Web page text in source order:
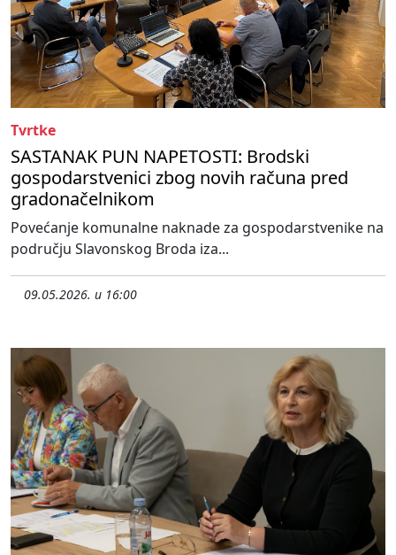
Tvrtke
SASTANAK PUN NAPETOSTI: Brodski
gospodarstvenici zbog novih računa pred
gradonačelnikom
Povećanje komunalne naknade za gospodarstvenike na
području Slavonskog Broda iza...
09.05.2026. u 16:00